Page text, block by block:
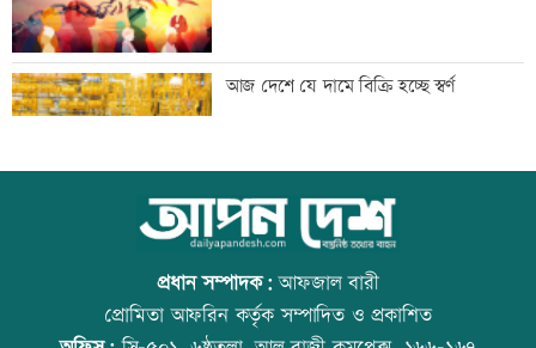
বাংলাদেশি পাঁচ হাজার কৃষি শ্রমিক নেবে
ওমান
স্বর্ণ খাতকে আনুষ্ঠানিক কাঠামোয় আনছে
সরকার, মতামত চাইল মন্ত্রণালয়
আজ দেশে যে দামে বিক্রি হচ্ছে স্বর্ণ
আজ বিশ্ব বন্ধু দিবস
প্রধান সম্পাদক:আফজাল বারী
প্রোমিতা আফরিন কর্তৃক সম্পাদিত ও প্রকাশিত